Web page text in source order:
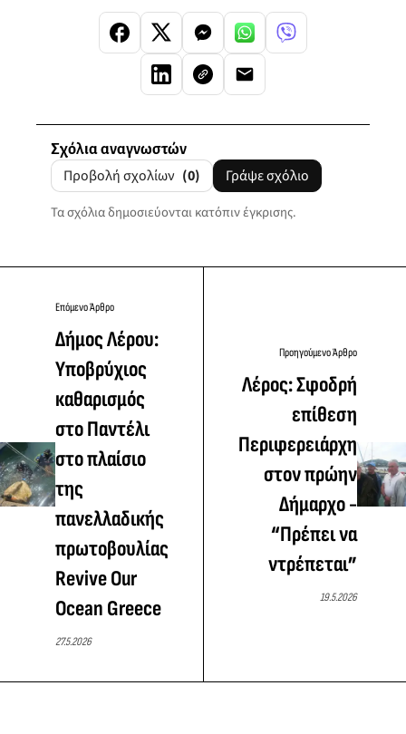
Σχόλια αναγνωστών
Προβολή σχολίων (0) Γράψε σχόλιο
Τα σχόλια δημοσιεύονται κατόπιν έγκρισης.
Επόμενο Άρθρο
Δήμος Λέρου:
Υποβρύχιος
καθαρισμός
στο Παντέλι
στο πλαίσιο
της
πανελλαδικής
πρωτοβουλίας
Revive Our
Ocean Greece
27.5.2026
Προηγούμενο Άρθρο
Λέρος: Σφοδρή
επίθεση
Περιφερειάρχη
στον πρώην
Δήμαρχο -
“Πρέπει να
ντρέπεται”
19.5.2026